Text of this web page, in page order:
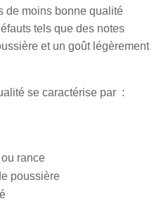
de moins bonne qualité
tels que des notes
et un goût légèrement
se caractérise par :
rance
poussière